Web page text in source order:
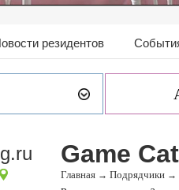
резидентов
Game
Главная → Подрядчики →